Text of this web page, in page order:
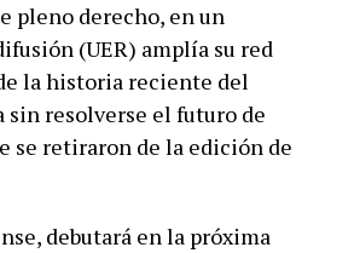
pleno derecho, en un
(UER) amplía su red
la historia reciente del
resolverse el futuro de
se retiraron de la edición de
debutará en la próxima